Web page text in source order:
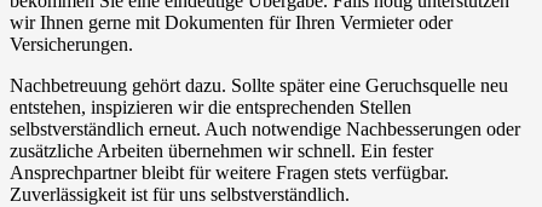
wir Ihnen gerne mit Dokumenten für Ihren Vermieter oder
Versicherungen.
Nachbetreuung gehört dazu. Sollte später eine Geruchsquelle neu
entstehen, inspizieren wir die entsprechenden Stellen
selbstverständlich erneut. Auch notwendige Nachbesserungen oder
zusätzliche Arbeiten übernehmen wir schnell. Ein fester
Ansprechpartner bleibt für weitere Fragen stets verfügbar.
Zuverlässigkeit ist für uns selbstverständlich.